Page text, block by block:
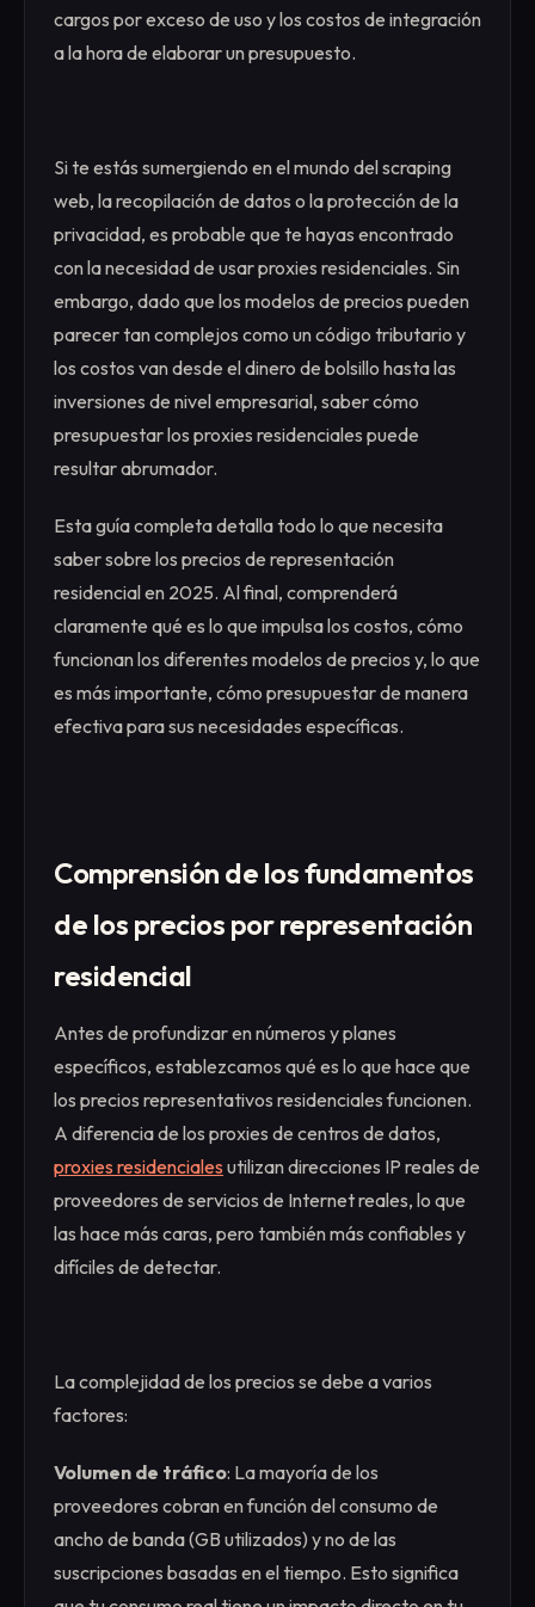
cargos por exceso de uso y los costos de integración
a la hora de elaborar un presupuesto.
Si te estás sumergiendo en el mundo del scraping
web, la recopilación de datos o la protección de la
privacidad, es probable que te hayas encontrado
con la necesidad de usar proxies residenciales. Sin
embargo, dado que los modelos de precios pueden
parecer tan complejos como un código tributario y
los costos van desde el dinero de bolsillo hasta las
inversiones de nivel empresarial, saber cómo
presupuestar los proxies residenciales puede
resultar abrumador.
Esta guía completa detalla todo lo que necesita
saber sobre los precios de representación
residencial en 2025. Al final, comprenderá
claramente qué es lo que impulsa los costos, cómo
funcionan los diferentes modelos de precios y, lo que
es más importante, cómo presupuestar de manera
efectiva para sus necesidades específicas.
Comprensión de los fundamentos
de los precios por representación
residencial
Antes de profundizar en números y planes
específicos, establezcamos qué es lo que hace que
los precios representativos residenciales funcionen.
A diferencia de los proxies de centros de datos,
proxies residencialesutilizan direcciones IP reales de
proveedores de servicios de Internet reales, lo que
las hace más caras, pero también más confiables y
difíciles de detectar.
La complejidad de los precios se debe a varios
factores:
Volumen de tráfico: La mayoría de los
proveedores cobran en función del consumo de
ancho de banda (GB utilizados) y no de las
suscripciones basadas en el tiempo. Esto significa